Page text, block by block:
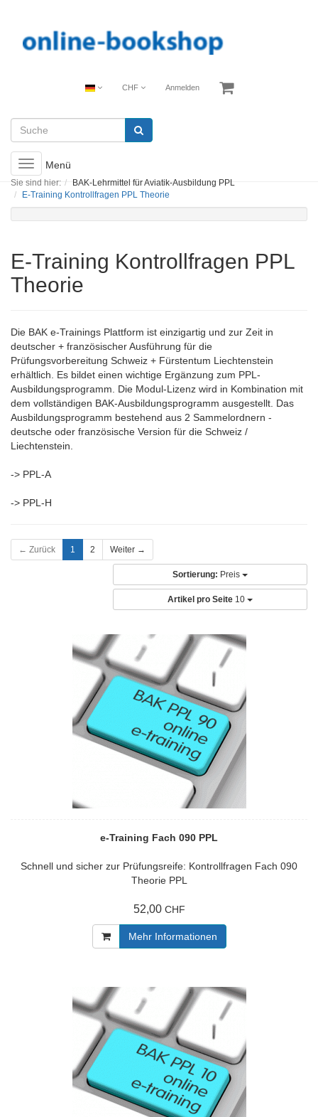
CHF Anmelden
Toggle
navigation
Menü
Sie sind hier:
BAK-Lehrmittel für Aviatik-Ausbildung PPL
E-Training Kontrollfragen PPL Theorie
E-Training Kontrollfragen PPL
Theorie
Die BAK e-Trainings Plattform ist einzigartig und zur Zeit in
deutscher + französischer Ausführung für die
Prüfungsvorbereitung Schweiz + Fürstentum Liechtenstein
erhältlich. Es bildet einen wichtige Ergänzung zum PPL-
Ausbildungsprogramm. Die Modul-Lizenz wird in Kombination mit
dem vollständigen BAK-Ausbildungsprogramm ausgestellt. Das
Ausbildungsprogramm bestehend aus 2 Sammelordnern -
deutsche oder französische Version für die Schweiz /
Liechtenstein.
-> PPL-A
-> PPL-H
← Zurück 1 2 Weiter →
Sortierung: Preis
Artikel pro Seite 10
e-Training Fach 090 PPL
Schnell und sicher zur Prüfungsreife: Kontrollfragen Fach 090
Theorie PPL
52,00 CHF
Mehr Informationen